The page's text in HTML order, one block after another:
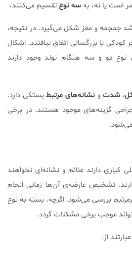
است یا نه، بهسه نوعتقسیم می‌کنند،
جمجمه و مغز شکل می‌گیرد. در نتیجه‌،
کودکی یا بزرگسالی اتفاق نیافتند. اشکال
نوع دو و سه هنگام تولد وجود دارند
،شدت و نشانه‌های مرتبطبستگی دارد.
گزینه‌های موجود هستند. در برخی
کیاری دارند علائم و نشانه‌ای نخواهند
تشخیص عارضه‌ی آن‌ها زمانی انجام
بررسی می‌شود. اگرچه، بسته به نوع
موجب برخی مشکلات گردد.
از: